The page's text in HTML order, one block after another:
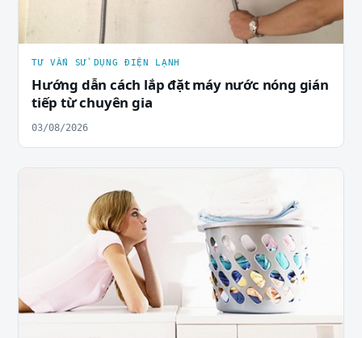
TƯ VẤN SỬ DỤNG ĐIỆN LẠNH
Hướng dẫn cách lắp đặt máy nước nóng gián
tiếp từ chuyên gia
03/08/2026